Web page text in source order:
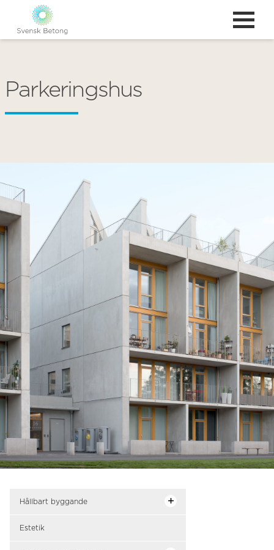
Parkeringshus
Hållbart byggande
Estetik